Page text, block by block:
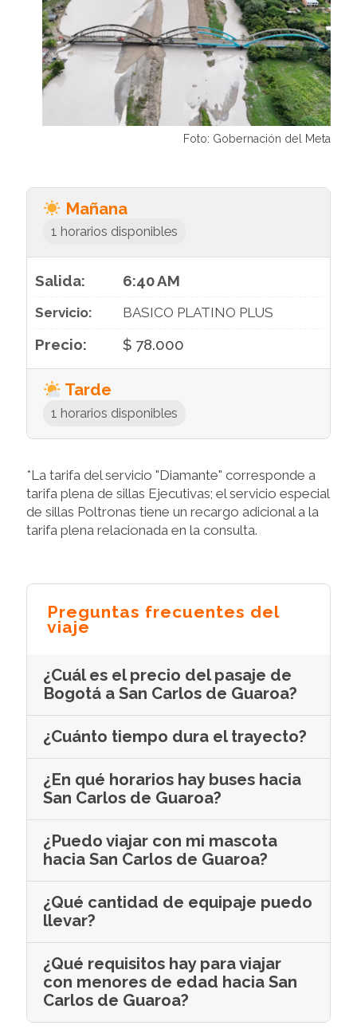
Foto: Gobernación del Meta
Mañana
1 horarios disponibles
6:40 AM
BASICO PLATINO PLUS
$ 78.000
Tarde
1 horarios disponibles
*La tarifa del servicio "Diamante" corresponde a
tarifa plena de sillas Ejecutivas; el servicio especial
de sillas Poltronas tiene un recargo adicional a la
tarifa plena relacionada en la consulta.
Preguntas frecuentes del
viaje
¿Cuál es el precio del pasaje de
Bogotá a San Carlos de Guaroa?
¿Cuánto tiempo dura el trayecto?
¿En qué horarios hay buses hacia
San Carlos de Guaroa?
¿Puedo viajar con mi mascota
hacia San Carlos de Guaroa?
¿Qué cantidad de equipaje puedo
llevar?
¿Qué requisitos hay para viajar
con menores de edad hacia San
Carlos de Guaroa?